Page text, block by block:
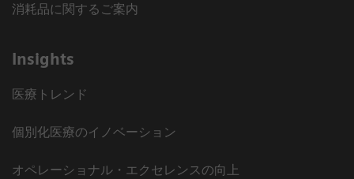
消耗品に関するご案内
Insights
医療トレンド
個別化医療のイノベーション
オペレーショナル・エクセレンスの向上